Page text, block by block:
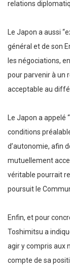
relations
Le Japon a aussi
général et de son
les négociations,
pour parvenir à un
acceptable au
Le Japon a appelé
conditions
d’autonomie, afin
mutuellement
véritable pourrait
poursuit le
Enfin, et pour
Toshimitsu a
agir y compris aux
compte de sa